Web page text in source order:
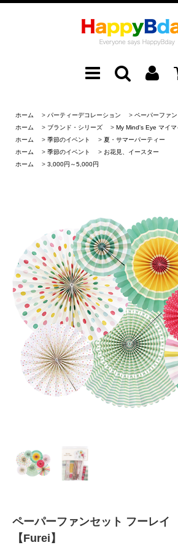
ホーム > パーティーデコレーション > ペーパーファン
ホーム
> ブランド・シリーズ > My Mind's Eye マイマ
ホーム
> 季節のイベント > 夏・サマーパーティー
ホーム
> 季節のイベント > お花見、イースター
ホーム
> 3,000円～5,000円
ペーパーファンセット フーレイ
【Furei】